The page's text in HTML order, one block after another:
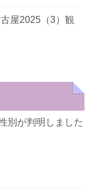
屋2025（3）観
別が判明しました